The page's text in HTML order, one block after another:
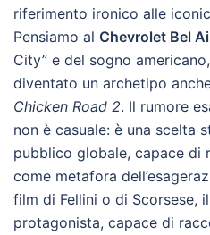
riferimento ironico alle
Pensiamo al Chevrolet Bel
City” e del sogno
diventato un archetipo
Chicken Road 2. Il rumore
non è casuale: è una scelta
pubblico globale, capace di
come metafora
film di Fellini o di Scorsese,
protagonista, capace di